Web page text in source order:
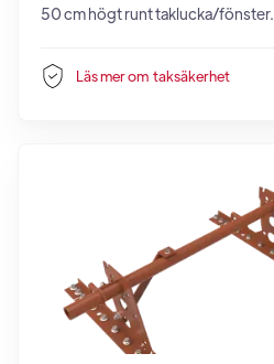
50 cm högt runt taklucka/fönster.
Läs mer om taksäkerhet